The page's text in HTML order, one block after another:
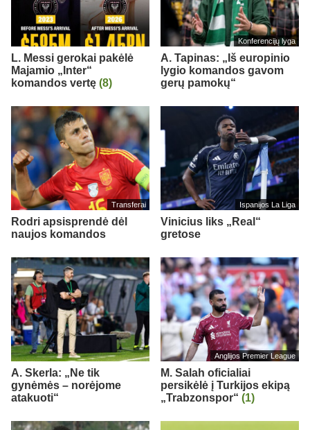
L. Messi gerokai pakėlė
Majamio „Inter“
komandos vertę (8)
Konferencijų lyga
A. Tapinas: „Iš europinio
lygio komandos gavom
gerų pamokų“
Transferai
Rodri apsisprendė dėl
naujos komandos
Ispanijos La Liga
Vinicius liks „Real“
gretose
A. Skerla: „Ne tik
gynėmės – norėjome
atakuoti“
Anglijos Premier League
M. Salah oficialiai
persikėlė į Turkijos ekipą
„Trabzonspor“ (1)